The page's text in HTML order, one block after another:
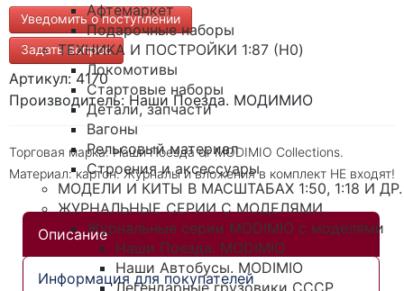
Афтемаркет
Подарочные наборы
ТЕХНИКА И ПОСТРОЙКИ 1:87 (H0)
Локомотивы
Стартовые наборы
Детали, запчасти
Вагоны
Рельсовый материал
Строения и аксессуары
МОДЕЛИ И КИТЫ В МАСШТАБАХ 1:50, 1:18 И ДР.
ЖУРНАЛЬНЫЕ СЕРИИ С МОДЕЛЯМИ
Журнальные серии MODIMIO с моделями
Наши Поезда. MODIMIO
Наши Автобусы. MODIMIO
Легендарные грузовики СССР
Уведомить о поступлении
Задать вопрос
Артикул: 4170
Производитель: Наши Поезда. МОДИМИО
Торговая марка: Наши Поезда от MODIMIO Collections.
Материал: картон. Журналы и вложения в комплект НЕ входят!
Описание
Информация для покупателей